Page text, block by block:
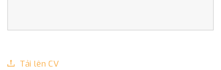
Tải lên CV